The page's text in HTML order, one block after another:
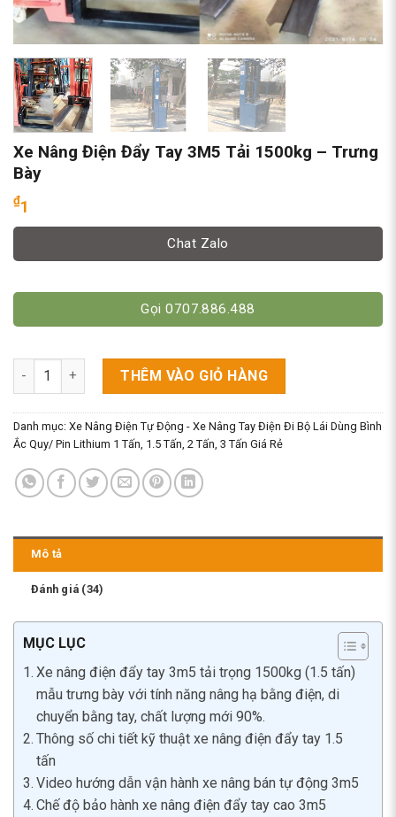
Xe Nâng Điện Đẩy Tay 3M5 Tải 1500kg – Trưng
Bày
₫1
Chat Zalo
Gọi 0707.886.488
Xe Nâng Điện Đẩy Tay 3M5 Tải 1500kg - Trưng Bày số lượng
THÊM VÀO GIỎ HÀNG
Danh mục: Xe Nâng Điện Tự Động - Xe Nâng Tay Điện Đi Bộ Lái Dùng Bình
Ắc Quy/ Pin Lithium 1 Tấn, 1.5 Tấn, 2 Tấn, 3 Tấn Giá Rẻ
Mô tả
Đánh giá (34)
MỤC LỤC
Xe nâng điện đẩy tay 3m5 tải trọng 1500kg (1.5 tấn)
mẫu trưng bày với tính năng nâng hạ bằng điện, di
chuyển bằng tay, chất lượng mới 90%.
Thông số chi tiết kỹ thuật xe nâng điện đẩy tay 1.5
tấn
Video hướng dẫn vận hành xe nâng bán tự động 3m5
Chế độ bảo hành xe nâng điện đẩy tay cao 3m5